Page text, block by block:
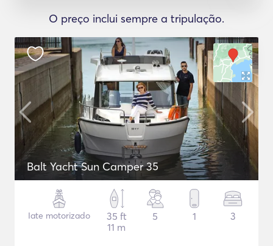
O preço inclui sempre a tripulação.
Balt Yacht Sun Camper 35
Iate motorizado
35 ft
11 m
5 1 3